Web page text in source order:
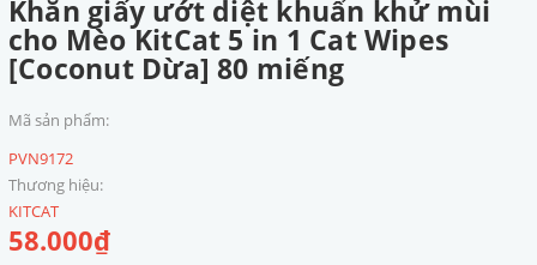
Khăn giấy ướt diệt khuẩn khử mùi
cho Mèo KitCat 5 in 1 Cat Wipes
[Coconut Dừa] 80 miếng
Mã sản phẩm:
PVN9172
Thương hiệu:
KITCAT
58.000₫